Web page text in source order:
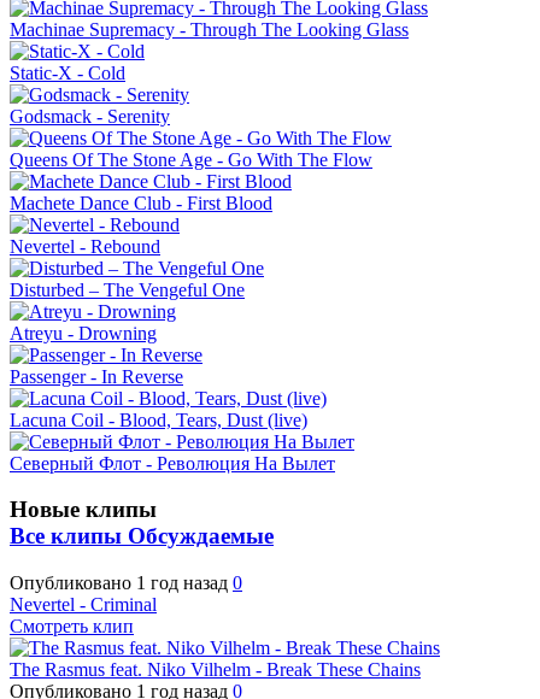
Machinae Supremacy - Through The Looking Glass
Static-X - Cold
Godsmack - Serenity
Queens Of The Stone Age - Go With The Flow
Machete Dance Club - First Blood
Nevertel - Rebound
Disturbed – The Vengeful One
Atreyu - Drowning
Passenger - In Reverse
Lacuna Coil - Blood, Tears, Dust (live)
Северный Флот - Революция На Вылет
Новые клипы
Все клипы Обсуждаемые
Опубликовано 1 год назад 0
Nevertel - Criminal
Смотреть клип
The Rasmus feat. Niko Vilhelm - Break These Chains
Опубликовано 1 год назад 0